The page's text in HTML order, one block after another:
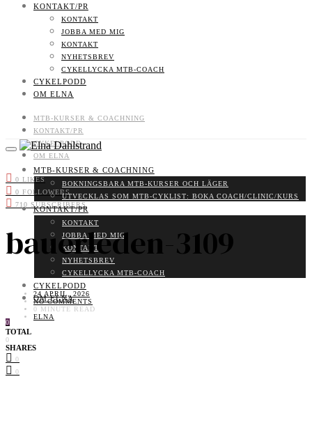
KONTAKT/PR
KONTAKT
JOBBA MED MIG
KONTAKT
NYHETSBREV
CYKELLYCKA MTB-COACH
CYKELPODD
OM ELNA
MTB-KURSER & COACHNING
KONTAKT/PR
CYKELPODD
OM ELNA
0 LIKES
0 FOLLOWERS
710 SUBSCRIBERS
MTB-KURSER & COACHNING
BOKNINGSBARA MTB-KURSER OCH LÄGER
UTVECKLAS SOM MTB-CYKLIST: BOKA COACH/CLINIC/KURS
KONTAKT/PR
KONTAKT
JOBBA MED MIG
KONTAKT
NYHETSBREV
CYKELLYCKA MTB-COACH
CYKELPODD
OM ELNA
0
bauerleden-3109
24 APRIL, 2026
NO COMMENTS
0 MINUTE READ
ELNA
TOTAL
0
SHARES
0
0